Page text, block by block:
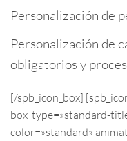
Personalización de
Personalización de
obligatorios y
[/spb_icon_box]
box_type=»standard-
color=»standard»